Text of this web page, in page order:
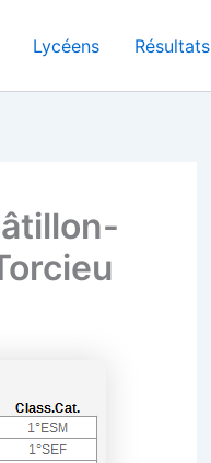
Lycéens Résultats